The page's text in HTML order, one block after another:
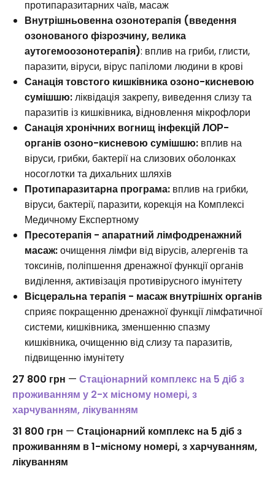
протипаразитарних чаїв, масаж
Внутрішньовенна озонотерапія (введення
озонованого фізрозчину, велика
аутогемоозонотерапія): вплив на гриби, глисти,
паразити, віруси, вірус папіломи людини в крові
Санація товстого кишківника озоно-кисневою
сумішшю:ліквідація закрепу, виведення слизу та
паразитів із кишківника, відновлення мікрофлори
Санація хронічних вогнищ інфекцій ЛОР-
органів озоно-кисневою сумішшю: вплив на
віруси, грибки, бактерії на слизових оболонках
носоглотки та дихальних шляхів
Протипаразитарна програма: вплив на грибки,
віруси, бактерії, паразити, корекція на Комплексі
Медичному Експертному
Пресотерапія - апаратний лімфодренажний
масаж:очищення лімфи від вірусів, алергенів та
токсинів, поліпшення дренажної функції органів
виділення, активізація противірусного імунітету
Вісцеральна терапія - масаж внутрішніх органів
сприяє покращенню дренажної функції лімфатичної
системи, кишківника, зменшенню спазму
кишківника, очищенню від слизу та паразитів,
підвищенню імунітету
27 800 грн — Стаціонарний комплекс на 5 діб з
проживанням у 2-х місному номері, з
харчуванням, лікуванням
31 800 грн — Стаціонарний комплекс на 5 діб з
проживанням в 1-місному номері, з харчуванням,
лікуванням